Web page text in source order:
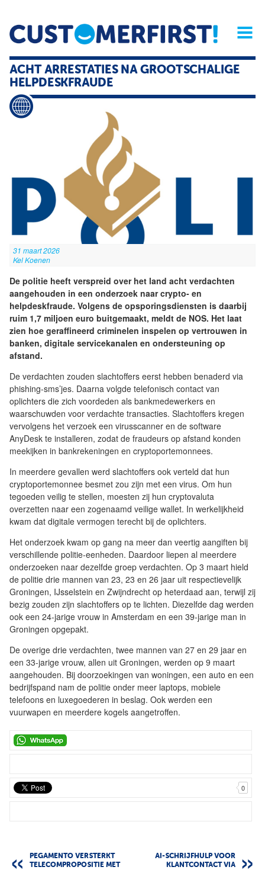
Home Opinie Archief
Magazine
Service
Buyers'Guide
ACHT ARRESTATIES NA GROOTSCHALIGE
HELPDESKFRAUDE
31 maart 2026
Kel Koenen
De politie heeft verspreid over het land acht verdachten
aangehouden in een onderzoek naar crypto- en
helpdeskfraude. Volgens de opsporingsdiensten is daarbij
ruim 1,7 miljoen euro buitgemaakt, meldt de NOS. Het laat
zien hoe geraffineerd criminelen inspelen op vertrouwen in
banken, digitale servicekanalen en ondersteuning op
afstand.
De verdachten zouden slachtoffers eerst hebben benaderd via
phishing-sms’jes. Daarna volgde telefonisch contact van
oplichters die zich voordeden als bankmedewerkers en
waarschuwden voor verdachte transacties. Slachtoffers kregen
vervolgens het verzoek een virusscanner en de software
AnyDesk te installeren, zodat de fraudeurs op afstand konden
meekijken in bankrekeningen en cryptoportemonnees.
In meerdere gevallen werd slachtoffers ook verteld dat hun
cryptoportemonnee besmet zou zijn met een virus. Om hun
tegoeden veilig te stellen, moesten zij hun cryptovaluta
overzetten naar een zogenaamd veilige wallet. In werkelijkheid
kwam dat digitale vermogen terecht bij de oplichters.
Het onderzoek kwam op gang na meer dan veertig aangiften bij
verschillende politie-eenheden. Daardoor liepen al meerdere
onderzoeken naar dezelfde groep verdachten. Op 3 maart hield
de politie drie mannen van 23, 23 en 26 jaar uit respectievelijk
Groningen, IJsselstein en Zwijndrecht op heterdaad aan, terwijl zij
bezig zouden zijn slachtoffers op te lichten. Diezelfde dag werden
ook een 24-jarige vrouw in Amsterdam en een 39-jarige man in
Groningen opgepakt.
De overige drie verdachten, twee mannen van 27 en 29 jaar en
een 33-jarige vrouw, allen uit Groningen, werden op 9 maart
aangehouden. Bij doorzoekingen van woningen, een auto en een
bedrijfspand nam de politie onder meer laptops, mobiele
telefoons en luxegoederen in beslag. Ook werden een
vuurwapen en meerdere kogels aangetroffen.
0
PEGAMENTO VERSTERKT
TELECOMPROPOSITIE MET
AI-SCHRIJFHULP VOOR
KLANTCONTACT VIA